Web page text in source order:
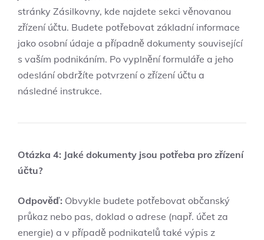
stránky Zásilkovny, kde najdete sekci věnovanou
zřízení účtu. Budete potřebovat základní informace
jako osobní údaje a případně dokumenty související
s vaším podnikáním. Po vyplnění formuláře a jeho
odeslání obdržíte potvrzení o zřízení účtu a
následné instrukce.
Otázka 4: Jaké dokumenty jsou potřeba pro zřízení
účtu?
Odpověď: Obvykle budete potřebovat občanský
průkaz nebo pas, doklad o adrese (např. účet za
energie) a v případě podnikatelů také výpis z